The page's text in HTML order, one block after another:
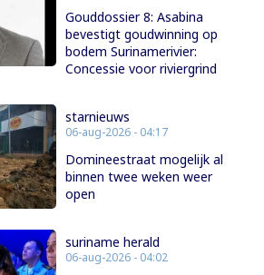
Gouddossier 8: Asabina
bevestigt goudwinning op
bodem Surinamerivier:
Concessie voor riviergrind
starnieuws
06-aug-2026 - 04:17
Domineestraat mogelijk al
binnen twee weken weer
open
suriname herald
06-aug-2026 - 04:02